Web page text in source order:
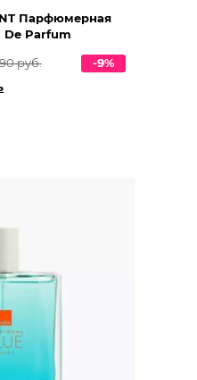
Парфюмерная
De Parfum
руб.
-9%